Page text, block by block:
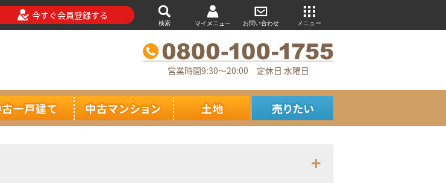
今すぐ会員登録する
検索 マイメニュー お問い合わせ メニュー
営業時間9:30～20:00 定休日 水曜日